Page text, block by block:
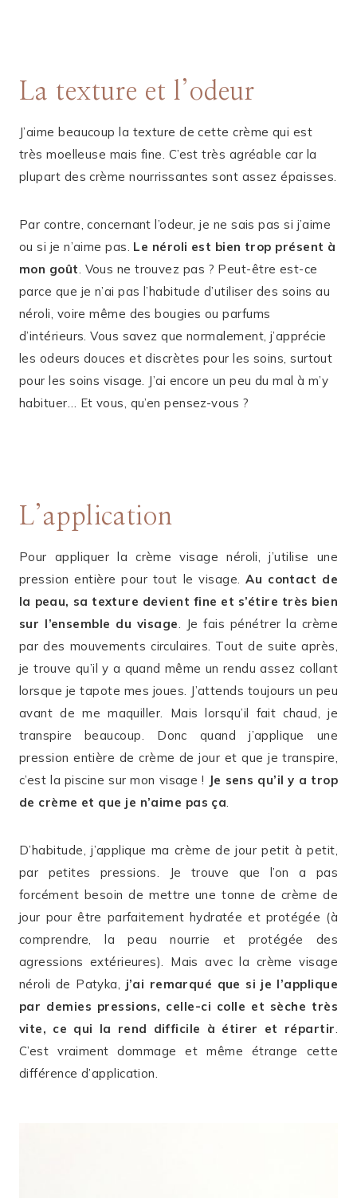
La texture et l’odeur
J’aime beaucoup la texture de cette crème qui est
très moelleuse mais fine. C’est très agréable car la
plupart des crème nourrissantes sont assez épaisses.
Par contre, concernant l’odeur, je ne sais pas si j’aime
ou si je n’aime pas. Le néroli est bien trop présent à
mon goût. Vous ne trouvez pas ? Peut-être est-ce
parce que je n’ai pas l’habitude d’utiliser des soins au
néroli, voire même des bougies ou parfums
d’intérieurs. Vous savez que normalement, j’apprécie
les odeurs douces et discrètes pour les soins, surtout
pour les soins visage. J’ai encore un peu du mal à m’y
habituer… Et vous, qu’en pensez-vous ?
L’application
Pour appliquer la crème visage néroli, j’utilise une
pression entière pour tout le visage.Au contact de
la peau, sa texture devient fine et s’étire très bien
sur l’ensemble du visage. Je fais pénétrer la crème
par des mouvements circulaires. Tout de suite après,
je trouve qu’il y a quand même un rendu assez collant
lorsque je tapote mes joues. J’attends toujours un peu
avant de me maquiller. Mais lorsqu’il fait chaud, je
transpire beaucoup. Donc quand j’applique une
pression entière de crème de jour et que je transpire,
c’est la piscine sur mon visage ! Je sens qu’il y a trop
de crème et que je n’aime pas ça.
D’habitude, j’applique ma crème de jour petit à petit,
par petites pressions. Je trouve que l’on a pas
forcément besoin de mettre une tonne de crème de
jour pour être parfaitement hydratée et protégée (à
comprendre, la peau nourrie et protégée des
agressions extérieures). Mais avec la crème visage
néroli de Patyka, j’ai remarqué que si je l’applique
par demies pressions, celle-ci colle et sèche très
vite, ce qui la rend difficile à étirer et répartir.
C’est vraiment dommage et même étrange cette
différence d’application.